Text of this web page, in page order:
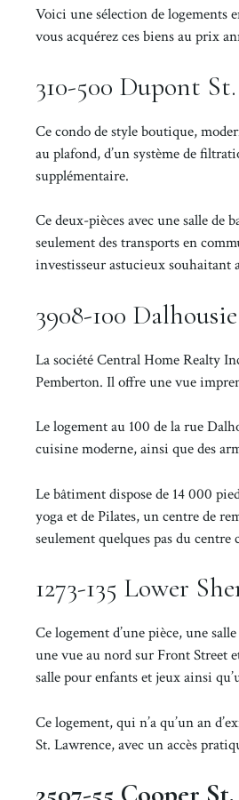
Voici une sélection de logements
vous acquérez ces biens au prix
310-500 Dupont
Ce condo de style boutique,
au plafond, d’un système de
supplémentaire.
Ce deux-pièces avec une salle
seulement des transports en
investisseur astucieux souhaitant
3908-100
La société Central Home Realty
Pemberton. Il offre une vue
Le logement au 100 de la rue
cuisine moderne, ainsi que des
Le bâtiment dispose de 14 000
yoga et de Pilates, un centre de
seulement quelques pas du
1273-135 Lower
Ce logement d’une pièce, une
une vue au nord sur Front Street
salle pour enfants et jeux ainsi
Ce logement, qui n’a qu’un an
St. Lawrence, avec un accès